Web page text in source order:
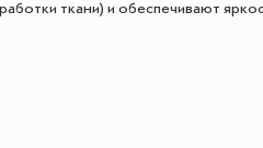
ткани) и обеспечивают